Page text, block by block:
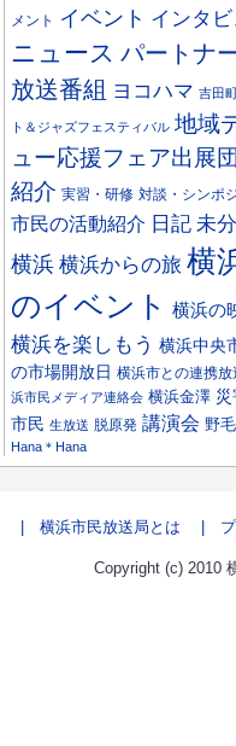
メント
イベント インタ
ニュース パートナ
放送番組 ヨコハマ 吉田
ト＆ジャズフェスティバル 地域
ュー応援フェア出展
紹介 実習・研修 対談・シンポ
市民の活動紹介 日記 未
横浜 横浜からの旅 横
のイベント
横浜の
横浜を楽しもう 横浜中央
の市場開放日 横浜市との連携放
浜市民メディア連絡会 横浜金澤
市民 生放送 脱原発 講演会 野毛
Hana＊Hana
| 横浜市民放送局とは | プ
Copyright (c) 2010